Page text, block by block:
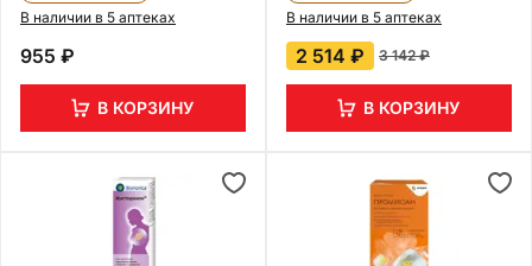
В наличии в 5 аптеках
955 ₽
В КОРЗИНУ
В наличии в 5 аптеках
2 514 ₽ 3 142 ₽
В КОРЗИНУ